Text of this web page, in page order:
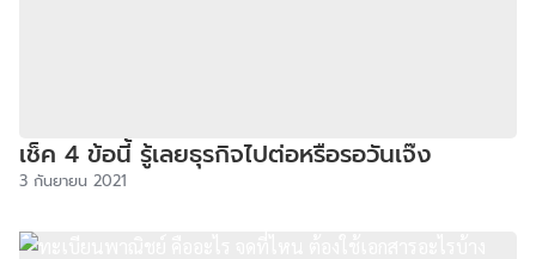
เช็ค 4 ข้อนี้ รู้เลยธุรกิจไปต่อหรือรอวันเจ๊ง
3 กันยายน 2021